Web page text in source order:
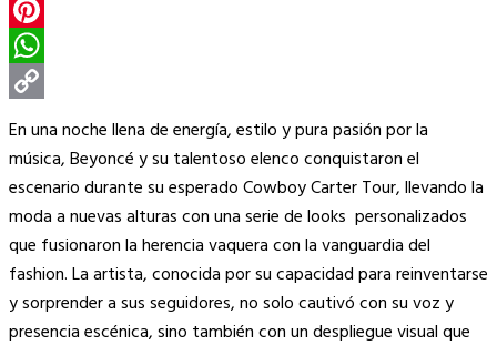
Twitter
Pinterest
WhatsApp
Copy
Link
En una noche llena de energía, estilo y pura pasión por la
música, Beyoncé y su talentoso elenco conquistaron el
escenario durante su esperado Cowboy Carter Tour, llevando la
moda a nuevas alturas con una serie de looks personalizados
que fusionaron la herencia vaquera con la vanguardia del
fashion. La artista, conocida por su capacidad para reinventarse
y sorprender a sus seguidores, no solo cautivó con su voz y
presencia escénica, sino también con un despliegue visual que